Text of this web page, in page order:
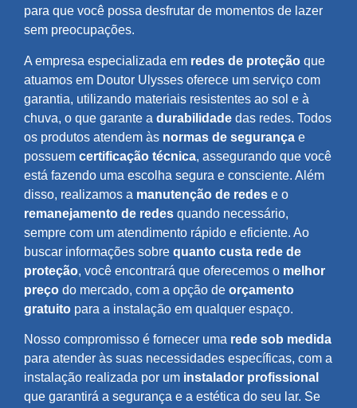
para que você possa desfrutar de momentos de lazer
sem preocupações.
A empresa especializada em redes de proteção que
atuamos em Doutor Ulysses oferece um serviço com
garantia, utilizando materiais resistentes ao sol e à
chuva, o que garante a durabilidade das redes. Todos
os produtos atendem às normas de segurança e
possuem certificação técnica, assegurando que você
está fazendo uma escolha segura e consciente. Além
disso, realizamos a manutenção de redes e o
remanejamento de redes quando necessário,
sempre com um atendimento rápido e eficiente. Ao
buscar informações sobre quanto custa rede de
proteção, você encontrará que oferecemos o melhor
preço do mercado, com a opção de orçamento
gratuito para a instalação em qualquer espaço.
Nosso compromisso é fornecer uma rede sob medida
para atender às suas necessidades específicas, com a
instalação realizada por um instalador profissional
que garantirá a segurança e a estética do seu lar. Se